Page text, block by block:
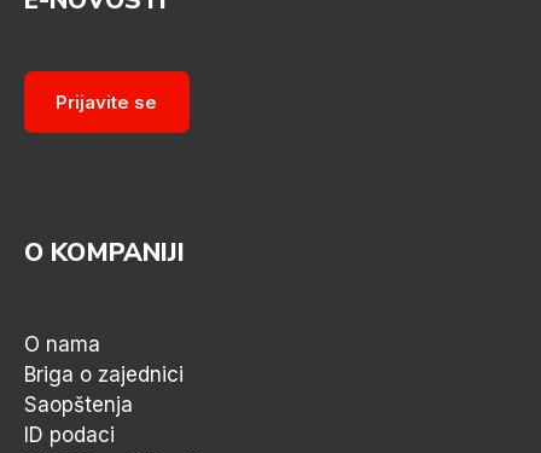
Prijavite se
O KOMPANIJI
O nama
Briga o zajednici
Saopštenja
ID podaci